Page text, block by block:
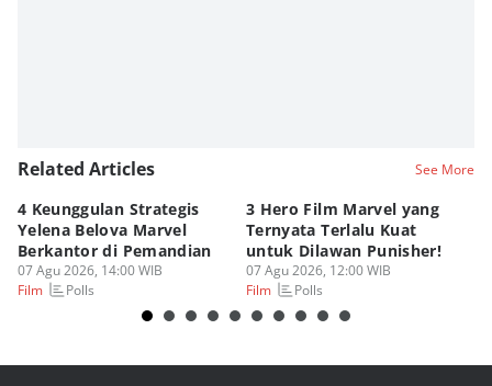
Related Articles See More
4 Keunggulan Strategis
Yelena Belova Marvel
Berkantor di Pemandian
07 Agu 2026, 14:00 WIB
Film
Polls
3 Hero Film Marvel yang
Ternyata Terlalu Kuat
untuk Dilawan Punisher!
07 Agu 2026, 12:00 WIB
Film
Polls